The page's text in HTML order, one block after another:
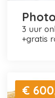
3 uur onbeperkt foto's maken en printen
+gratis
€